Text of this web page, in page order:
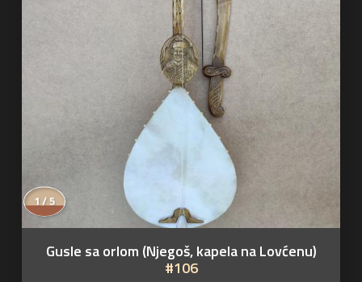
1 / 5
Gusle sa orlom (Njegoš, kapela na Lovćenu)
#106